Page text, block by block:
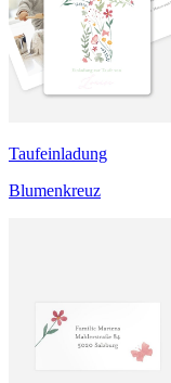
Taufeinladung
Blumenkreuz